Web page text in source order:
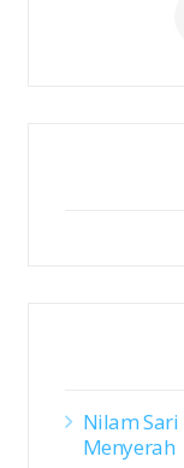
Nilam Sari
Menyerah